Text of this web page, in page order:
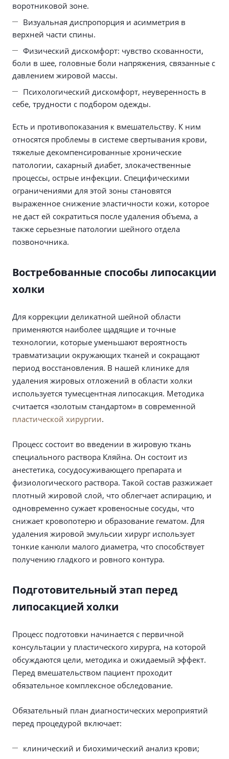
воротниковой зоне.
Визуальная диспропорция и асимметрия в
верхней части спины.
Физический дискомфорт: чувство скованности,
боли в шее, головные боли напряжения, связанные с
давлением жировой массы.
Психологический дискомфорт, неуверенность в
себе, трудности с подбором одежды.
Есть и противопоказания к вмешательству. К ним
относятся проблемы в системе свертывания крови,
тяжелые декомпенсированные хронические
патологии, сахарный диабет, злокачественные
процессы, острые инфекции. Специфическими
ограничениями для этой зоны становятся
выраженное снижение эластичности кожи, которое
не даст ей сократиться после удаления объема, а
также серьезные патологии шейного отдела
позвоночника.
Востребованные способы липосакции
холки
Для коррекции деликатной шейной области
применяются наиболее щадящие и точные
технологии, которые уменьшают вероятность
травматизации окружающих тканей и сокращают
период восстановления. В нашей клинике для
удаления жировых отложений в области холки
используется тумесцентная липосакция. Методика
считается «золотым стандартом» в современной
пластической хирургии.
Процесс состоит во введении в жировую ткань
специального раствора Кляйна. Он состоит из
анестетика, сосудосуживающего препарата и
физиологического раствора. Такой состав разжижает
плотный жировой слой, что облегчает аспирацию, и
одновременно сужает кровеносные сосуды, что
снижает кровопотерю и образование гематом. Для
удаления жировой эмульсии хирург использует
тонкие канюли малого диаметра, что способствует
получению гладкого и ровного контура.
Подготовительный этап перед
липосакцией холки
Процесс подготовки начинается с первичной
консультации у пластического хирурга, на которой
обсуждаются цели, методика и ожидаемый эффект.
Перед вмешательством пациент проходит
обязательное комплексное обследование.
Обязательный план диагностических мероприятий
перед процедурой включает:
клинический и биохимический анализ крови;